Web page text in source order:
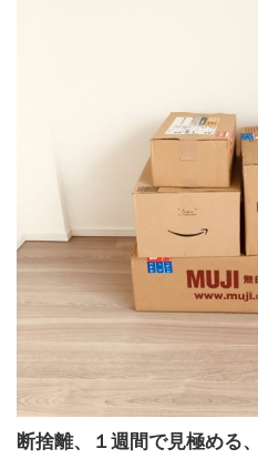
断捨離、１週間で見極める